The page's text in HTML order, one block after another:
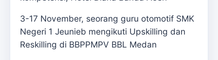
3-17 November, seorang guru otomotif SMK
Negeri 1 Jeunieb mengikuti Upskilling dan
Reskilling di BBPPMPV BBL Medan